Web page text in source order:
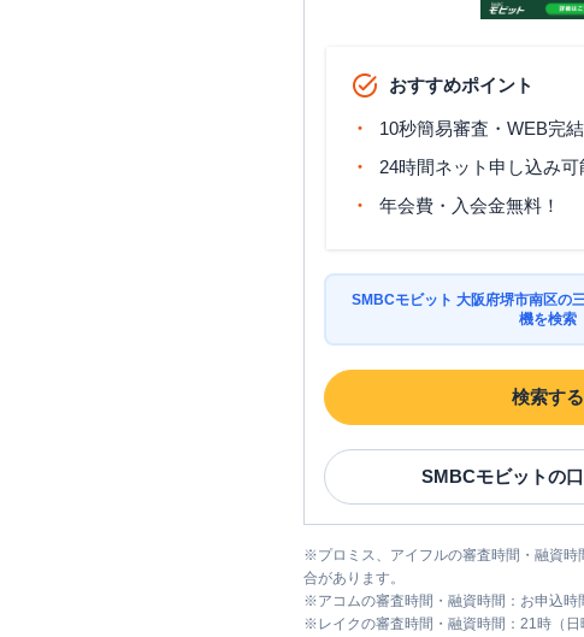
おすすめポイント
10秒簡易審査・WEB完結
24時間ネット申し込み可
年会費・入会金無料！
SMBCモビット 大阪府堺市南区の
機を検索
検索する
SMBCモビットの
※プロミス、アイフルの審査時間・融資
合があります。
※アコムの審査時間・融資時間：お申込時
※ レイクの審査時間・融資時間：21時（